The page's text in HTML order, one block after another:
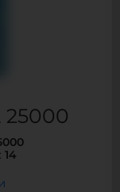
25000
14